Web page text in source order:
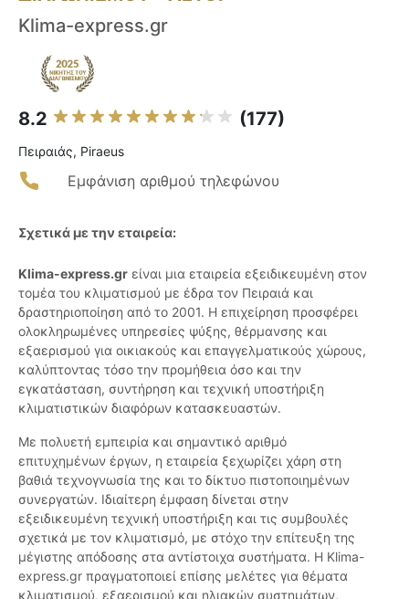
Klima-express.gr
8.2 (177)
Πειραιάς, Piraeus
Εμφάνιση αριθμού τηλεφώνου
Σχετικά με την εταιρεία:
Klima-express.gr είναι μια εταιρεία εξειδικευμένη στον
τομέα του κλιματισμού με έδρα τον Πειραιά και
δραστηριοποίηση από το 2001. Η επιχείρηση προσφέρει
ολοκληρωμένες υπηρεσίες ψύξης, θέρμανσης και
εξαερισμού για οικιακούς και επαγγελματικούς χώρους,
καλύπτοντας τόσο την προμήθεια όσο και την
εγκατάσταση, συντήρηση και τεχνική υποστήριξη
κλιματιστικών διαφόρων κατασκευαστών.
Με πολυετή εμπειρία και σημαντικό αριθμό
επιτυχημένων έργων, η εταιρεία ξεχωρίζει χάρη στη
βαθιά τεχνογνωσία της και το δίκτυο πιστοποιημένων
συνεργατών. Ιδιαίτερη έμφαση δίνεται στην
εξειδικευμένη τεχνική υποστήριξη και τις συμβουλές
σχετικά με τον κλιματισμό, με στόχο την επίτευξη της
μέγιστης απόδοσης στα αντίστοιχα συστήματα. Η Klima-
express.gr πραγματοποιεί επίσης μελέτες για θέματα
κλιματισμού, εξαερισμού και ηλιακών συστημάτων,